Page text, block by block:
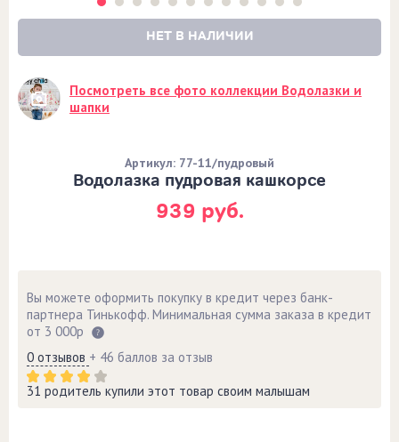
НЕТ В НАЛИЧИИ
Посмотреть все фото коллекции Водолазки и
шапки
939 руб.
Водолазка пудровая кашкорсе
Артикул: 77-11/пудровый
Вы можете оформить покупку в кредит через банк-
партнера Тинькофф. Минимальная сумма заказа в кредит
от 3 000р
0 отзывов + 46 баллов за отзыв
31 родитель купили этот товар своим малышам